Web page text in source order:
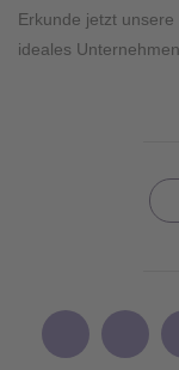
Erkunde jetzt
ideales Unternehmen